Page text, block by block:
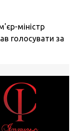
міністр
голосувати за